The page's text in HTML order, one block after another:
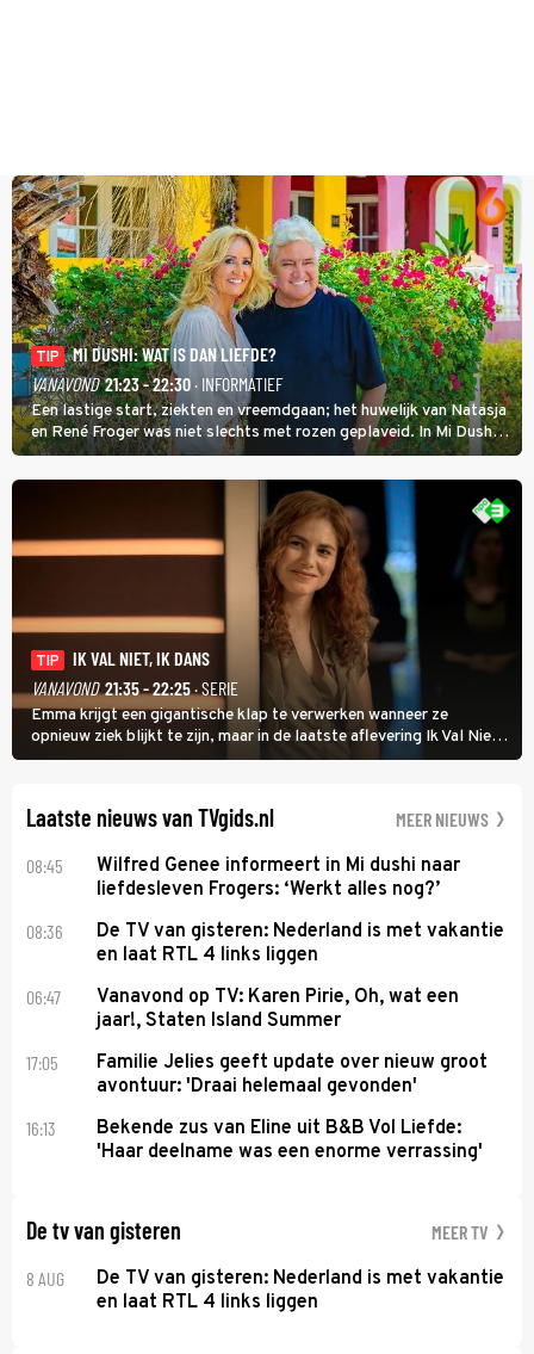
TIP
MI DUSHI: WAT IS DAN LIEFDE?
VANAVOND 21:23 - 22:30 · INFORMATIEF
Een lastige start, ziekten en vreemdgaan; het huwelijk van Natasja
en René Froger was niet slechts met rozen geplaveid. In Mi Dushi:
Wat Is Dan Liefde? neemt Wilfred Genee het showbizzkoppel mee
uit vissen om het over de liefde te hebben.
TIP
IK VAL NIET, IK DANS
VANAVOND 21:35 - 22:25· SERIE
Emma krijgt een gigantische klap te verwerken wanneer ze
opnieuw ziek blijkt te zijn, maar in de laatste aflevering Ik Val Niet,
Ik Dans laat ze zien dat ze niet van plan is op te geven, zelfs als ze
Laatste nieuws van TVgids.nl MEER NIEUWS
08:45
Wilfred Genee informeert in Mi dushi naar
liefdesleven Frogers: ‘Werkt alles nog?’
08:36
De TV van gisteren: Nederland is met vakantie
en laat RTL 4 links liggen
06:47
Vanavond op TV: Karen Pirie, Oh, wat een
jaar!, Staten Island Summer
17:05
Familie Jelies geeft update over nieuw groot
avontuur: 'Draai helemaal gevonden'
16:13
Bekende zus van Eline uit B&B Vol Liefde:
'Haar deelname was een enorme verrassing'
De tv van gisteren MEER TV
8 AUG
De TV van gisteren: Nederland is met vakantie
en laat RTL 4 links liggen